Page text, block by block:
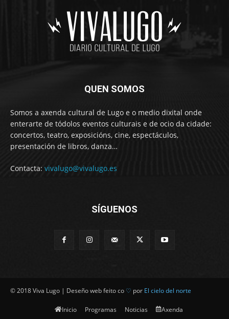
QUEN SOMOS
Somos a axenda cultural de Lugo e o medio dixital onde
enterarte de tódolos eventos culturais e de ocio da cidade:
concertos, teatro, exposicións, cine, espectáculos,
presentación de libros, danza…
Contacta: vivalugo@vivalugo.es
SÍGUENOS
© 2018 Viva Lugo | Deseño web feito co ♡ por El cielo del norte
Inicio Programas Noticias Axenda